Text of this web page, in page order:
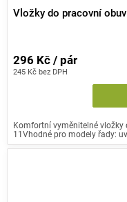
Vložky do pracovní
245 Kč bez DPH
296 Kč / pár
Komfortní vyměnitelné vložky
11Vhodné pro modely řady: